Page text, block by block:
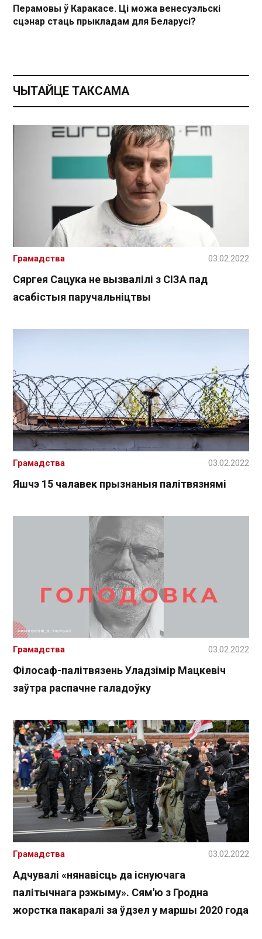
Перамовы ў Каракасе. Ці можа венесуэльскі
сцэнар стаць прыкладам для Беларусі?
ЧЫТАЙЦЕ ТАКСАМА
Сяргея Сацука не вызвалілі з СІЗА пад
асабістыя паручальніцтвы
Грамадства 03.02.2022
Яшчэ 15 чалавек прызнаныя палітвязнямі
Грамадства 03.02.2022
Філосаф-палітвязень Уладзімір Мацкевіч
заўтра распачне галадоўку
Грамадства 03.02.2022
Адчувалі «нянавісць да існуючага
палітычнага рэжыму». Сям'ю з Гродна
жорстка пакаралі за ўдзел у маршы 2020 года
Грамадства 03.02.2022